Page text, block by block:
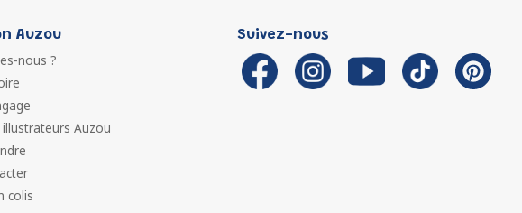
Auzou
nous ?
Auzou
colis
Suivez-nous